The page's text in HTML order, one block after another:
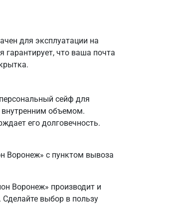
для эксплуатации на
гарантирует, что ваша почта
сейф для
внутренним объемом.
его долговечность.
Воронеж» с пунктом вывоза
Воронеж» производит и
выбор в пользу